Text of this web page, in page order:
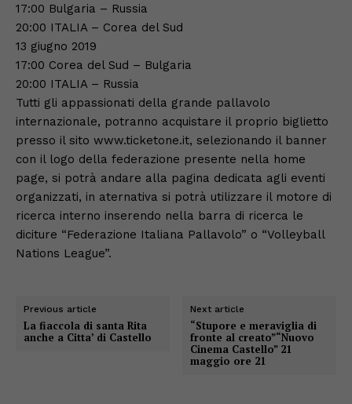
17:00 Bulgaria – Russia
20:00 ITALIA – Corea del Sud
13 giugno 2019
17:00 Corea del Sud – Bulgaria
20:00 ITALIA – Russia
Tutti gli appassionati della grande pallavolo
internazionale, potranno acquistare il proprio biglietto
presso il sito www.ticketone.it, selezionando il banner
con il logo della federazione presente nella home
page, si potrà andare alla pagina dedicata agli eventi
organizzati, in aternativa si potrà utilizzare il motore di
ricerca interno inserendo nella barra di ricerca le
diciture “Federazione Italiana Pallavolo” o “Volleyball
Nations League”.
Previous article
La fiaccola di santa Rita
anche a Citta’ di Castello
Next article
“Stupore e meraviglia di
fronte al creato”“Nuovo
Cinema Castello” 21
maggio ore 21